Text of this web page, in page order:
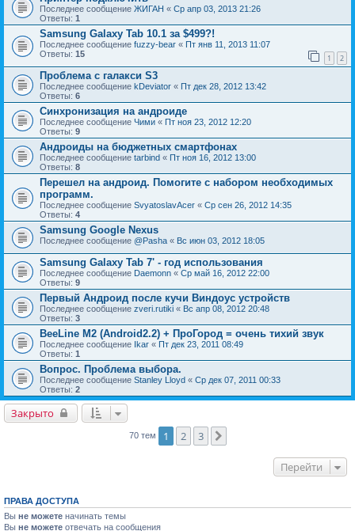
Последнее сообщение ЖИГАН « Ср апр 03, 2013 21:26
Ответы: 1
Samsung Galaxy Tab 10.1 за $499?!
Последнее сообщение fuzzy-bear « Пт янв 11, 2013 11:07
Ответы: 15 1 2
Проблема с галакси S3
Последнее сообщение kDeviator « Пт дек 28, 2012 13:42
Ответы: 6
Синхронизация на андроиде
Последнее сообщение Чими « Пт ноя 23, 2012 12:20
Ответы: 9
Андроиды на бюджетных смартфонах
Последнее сообщение tarbind « Пт ноя 16, 2012 13:00
Ответы: 8
Перешел на андроид. Помогите с набором необходимых
программ.
Последнее сообщение SvyatoslavAcer « Ср сен 26, 2012 14:35
Ответы: 4
Samsung Google Nexus
Последнее сообщение @Pasha « Вс июн 03, 2012 18:05
Samsung Galaxy Tab 7' - год использования
Последнее сообщение Daemonn « Ср май 16, 2012 22:00
Ответы: 9
Первый Андроид после кучи Виндоус устройств
Последнее сообщение zveri.rutiki « Вс апр 08, 2012 20:48
Ответы: 3
BeeLine M2 (Android2.2) + ПроГород = очень тихий звук
Последнее сообщение Ikar « Пт дек 23, 2011 08:49
Ответы: 1
Вопрос. Проблема выбора.
Последнее сообщение Stanley Lloyd « Ср дек 07, 2011 00:33
Ответы: 2
Закрыто
70 тем 1 2 3
Перейти
ПРАВА ДОСТУПА
Вы не можете начинать темы
Вы не можете отвечать на сообщения